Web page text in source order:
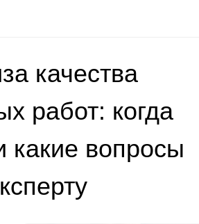
качества
работ: когда
какие вопросы